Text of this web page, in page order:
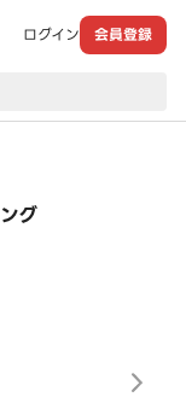
ログイン 会員登録
グ